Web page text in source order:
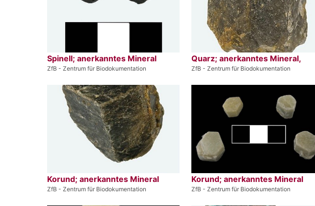
Spinell; anerkanntes Mineral
ZfB - Zentrum für Biodokumentation
Quarz; anerkanntes Mineral,
ZfB - Zentrum für Biodokumentation
Korund; anerkanntes Mineral
ZfB - Zentrum für Biodokumentation
Korund; anerkanntes Mineral
ZfB - Zentrum für Biodokumentation